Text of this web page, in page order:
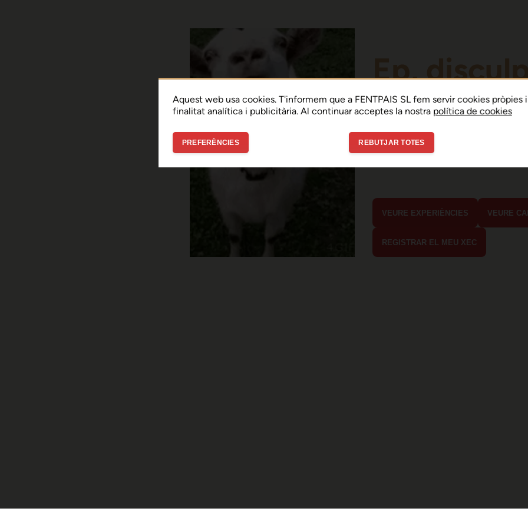
Ep,
Sembla que hi ha
error de connexió
En menys de 15 segons hauria
VEURE EXPERIÈNCIES VEURE
REGISTRAR EL MEU XEC
Aquest web usa cookies. T'informem que a FENTPAIS SL fem servir cookies pròpies
finalitat analítica i publicitària. Al continuar acceptes la nostra política de cookies
PREFERÈNCIES REBUTJAR TOTES